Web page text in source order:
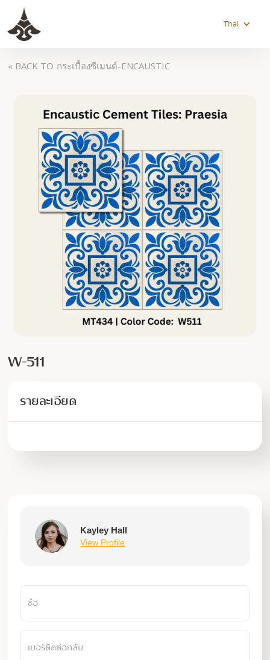
Thai
« BACK TO กระเบื้องซีเมนต์-ENCAUSTIC
W-511
รายละเอียด
Kayley Hall
View Profile